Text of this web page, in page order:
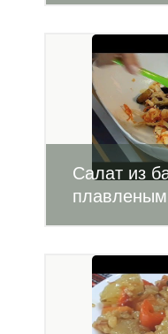
Салат из